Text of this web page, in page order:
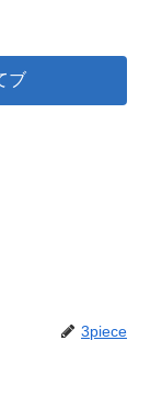
ブ
3piece